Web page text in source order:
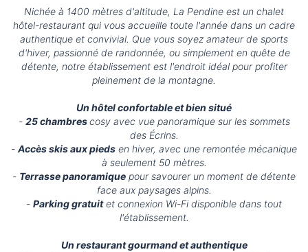
Nichée à 1400 mètres d'altitude, La Pendine est un chalet
hôtel-restaurant qui vous accueille toute l'année dans un cadre
authentique et convivial. Que vous soyez amateur de sports
d'hiver, passionné de randonnée, ou simplement en quête de
détente, notre établissement est l'endroit idéal pour profiter
pleinement de la montagne.
Un hôtel confortable et bien situé
- 25 chambrescosy avec vue panoramique sur les sommets
des Écrins.
- Accès skis aux pieds en hiver, avec une remontée mécanique
à seulement 50 mètres.
- Terrasse panoramique pour savourer un moment de détente
face aux paysages alpins.
- Parking gratuitet connexion Wi-Fi disponible dans tout
l'établissement.
Un restaurant gourmand et authentique